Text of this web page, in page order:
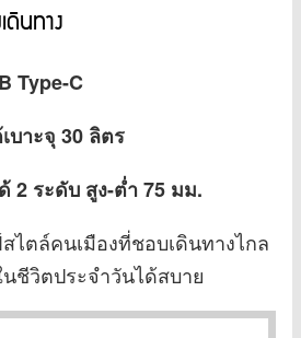
นทาง
Type-C
บาะจุ 30 ลิตร
2 ระดับ สูง-ต่ำ 75 มม.
ไตล์คนเมืองที่ชอบเดินทางไกล
ชีวิตประจำวันได้สบาย